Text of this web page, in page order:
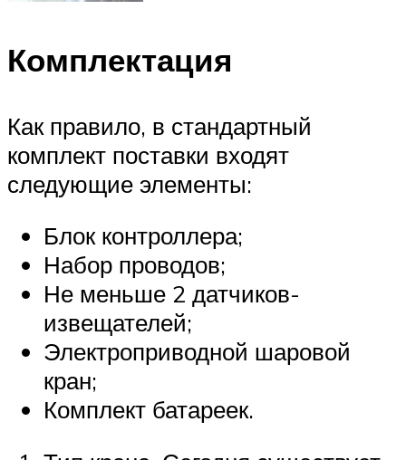
Комплектация
Как правило, в стандартный
комплект поставки входят
следующие элементы:
Блок контроллера;
Набор проводов;
Не меньше 2 датчиков-
извещателей;
Электроприводной шаровой
кран;
Комплект батареек.